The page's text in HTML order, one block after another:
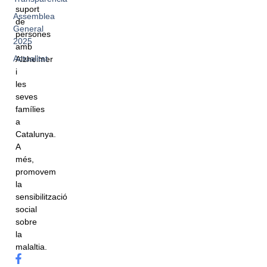
suport
de
persones
amb
Alzheimer
i
les
seves
famílies
a
Catalunya.
A
més,
promovem
la
sensibilització
social
sobre
la
malaltia.
Assemblea
General
2025
Actualitat